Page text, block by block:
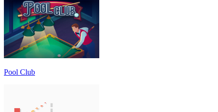
Pool Club